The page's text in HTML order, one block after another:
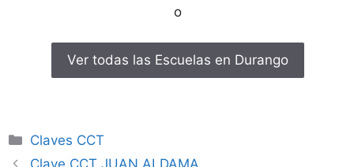
o
Ver todas las Escuelas en Durango
Categorías
Claves CCT
Clave CCT JUAN ALDAMA